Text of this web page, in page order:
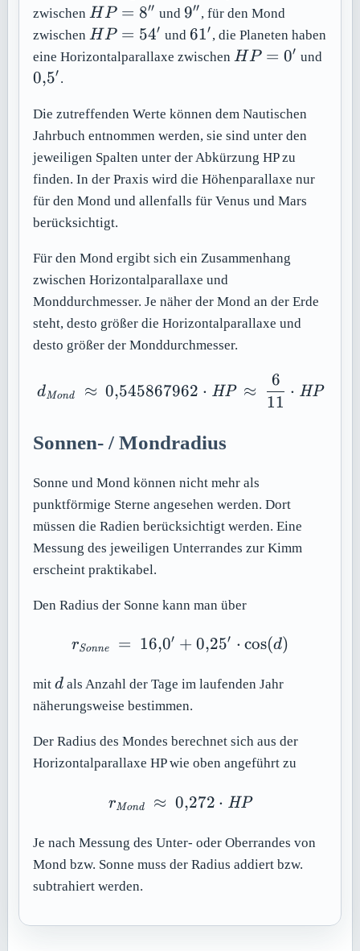
zwischen HP=8''
H P = 8′′ und 9''
9′′, für den Mond
zwischen HP=54'
H P = 54′ und 61'
61′, die Planeten haben
eine Horizontalparallaxe zwischen HP=0'
H P = 0′ und
0,5′.
Die zutreffenden Werte können dem Nautischen
Jahrbuch entnommen werden, sie sind unter den
jeweiligen Spalten unter der Abkürzung HP zu
finden. In der Praxis wird die Höhenparallaxe nur
für den Mond und allenfalls für Venus und Mars
berücksichtigt.
Für den Mond ergibt sich ein Zusammenhang
zwischen Horizontalparallaxe und
Monddurchmesser. Je näher der Mond an der Erde
steht, desto größer die Horizontalparallaxe und
desto größer der Monddurchmesser.
d_{\mathit{Mond}}\
dMond ≈ 0,545867962 ⋅ HP ≈
11
6
⋅ HP
Sonnen- / Mondradius
Sonne und Mond können nicht mehr als
punktförmige Sterne angesehen werden. Dort
müssen die Radien berücksichtigt werden. Eine
Messung des jeweiligen Unterrandes zur Kimm
erscheint praktikabel.
Den Radius der Sonne kann man über
r_{\mathit{Sonne}}\
rSonne = 16,0′ + 0,25′ ⋅ cos(d)
mitd
d als Anzahl der Tage im laufenden Jahr
näherungsweise bestimmen.
Der Radius des Mondes berechnet sich aus der
Horizontalparallaxe HP wie oben angeführt zu
r_{\mathit{Mond}}\
rMond ≈ 0,272 ⋅ HP
Je nach Messung des Unter- oder Oberrandes von
Mond bzw. Sonne muss der Radius addiert bzw.
subtrahiert werden.